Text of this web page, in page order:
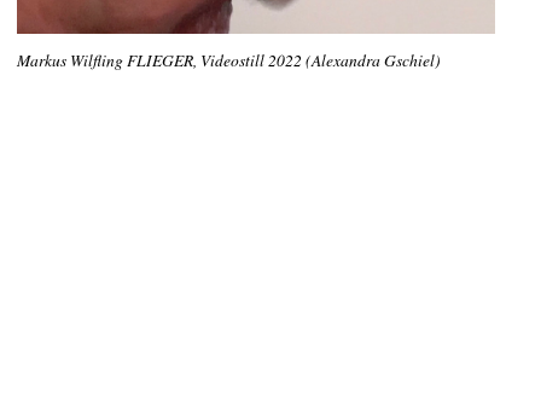
Markus Wilfling FLIEGER, Videostill 2022 (Alexandra Gschiel)